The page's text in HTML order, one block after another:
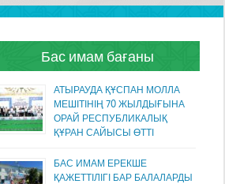
Бас имам бағаны
АТЫРАУДА ҚҰСПАН МОЛЛА
МЕШІТІНІҢ 70 ЖЫЛДЫҒЫНА
ОРАЙ РЕСПУБЛИКАЛЫҚ
ҚҰРАН САЙЫСЫ ӨТТІ
БАС ИМАМ ЕРЕКШЕ
ҚАЖЕТТІЛІГІ БАР БАЛАЛАРДЫ